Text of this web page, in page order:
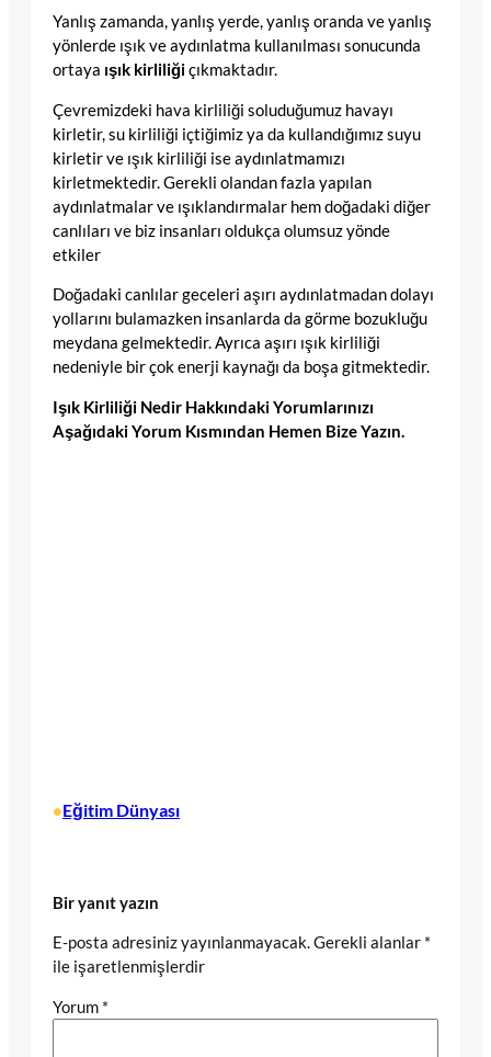
Yanlış zamanda, yanlış yerde, yanlış oranda ve yanlış
yönlerde ışık ve aydınlatma kullanılması sonucunda
ortaya ışık kirliliğiçıkmaktadır.
Çevremizdeki hava kirliliği soluduğumuz havayı
kirletir, su kirliliği içtiğimiz ya da kullandığımız suyu
kirletir ve ışık kirliliği ise aydınlatmamızı
kirletmektedir. Gerekli olandan fazla yapılan
aydınlatmalar ve ışıklandırmalar hem doğadaki diğer
canlıları ve biz insanları oldukça olumsuz yönde
etkiler
Doğadaki canlılar geceleri aşırı aydınlatmadan dolayı
yollarını bulamazken insanlarda da görme bozukluğu
meydana gelmektedir. Ayrıca aşırı ışık kirliliği
nedeniyle bir çok enerji kaynağı da boşa gitmektedir.
Işık Kirliliği Nedir Hakkındaki Yorumlarınızı
Aşağıdaki Yorum Kısmından Hemen Bize Yazın.
•Eğitim Dünyası
Bir yanıt yazın
E-posta adresiniz yayınlanmayacak.Gerekli alanlar *
ile işaretlenmişlerdir
Yorum *